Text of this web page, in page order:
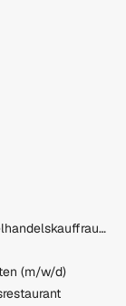
Lehre zum:zur Einzelhandelskaufmann:Einzelhandelskauffrau Schwerpunkt Lebensmittel
(m/w/d)